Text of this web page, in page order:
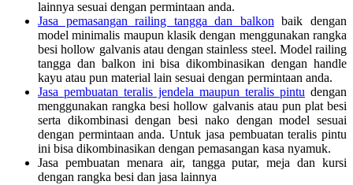
lainnya sesuai dengan permintaan anda.
Jasa pemasangan railing tangga dan balkon baik dengan
model minimalis maupun klasik dengan menggunakan rangka
besi hollow galvanis atau dengan stainless steel. Model railing
tangga dan balkon ini bisa dikombinasikan dengan handle
kayu atau pun material lain sesuai dengan permintaan anda.
Jasa pembuatan teralis jendela maupun teralis pintu dengan
menggunakan rangka besi hollow galvanis atau pun plat besi
serta dikombinasi dengan besi nako dengan model sesuai
dengan permintaan anda. Untuk jasa pembuatan teralis pintu
ini bisa dikombinasikan dengan pemasangan kasa nyamuk.
Jasa pembuatan menara air, tangga putar, meja dan kursi
dengan rangka besi dan jasa lainnya